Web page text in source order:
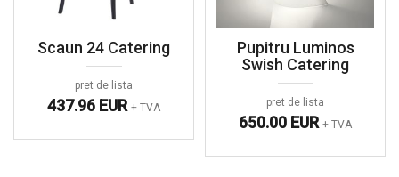
Scaun 24 Catering
pret de lista
437.96 EUR + TVA
Pupitru Luminos
Swish Catering
pret de lista
650.00 EUR + TVA